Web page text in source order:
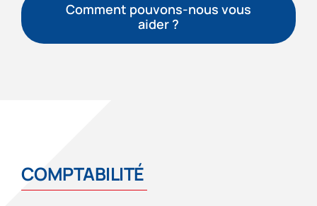
Comment pouvons-nous vous
aider ?
COMPTABILITÉ